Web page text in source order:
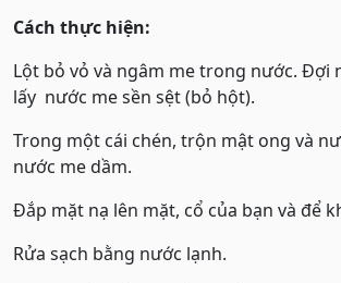
Cách thực hiện:
Lột bỏ vỏ và ngâm me trong nước. Đợi
lấy nước me sền sệt (bỏ hột).
Trong một cái chén, trộn mật ong và
nước me dầm.
Đắp mặt nạ lên mặt, cổ của bạn và để
Rửa sạch bằng nước lạnh.